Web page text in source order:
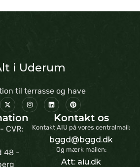
i Uderum
til terrasse og have
CVR:
48 -
Kontakt os
Kontakt AIU på vores centralmail:
bggd@bggd.dk
Og mærk mailen:
Att: aiu.dk